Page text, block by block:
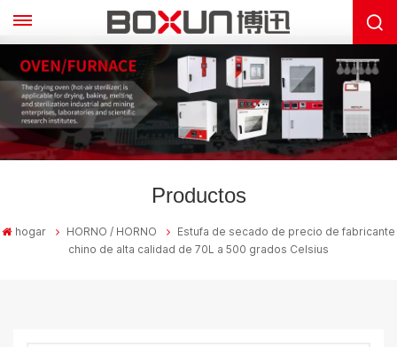
Productos
hogar HORNO / HORNO
Estufa de secado de precio de fabricante
chino de alta calidad de 70L a 500 grados Celsius